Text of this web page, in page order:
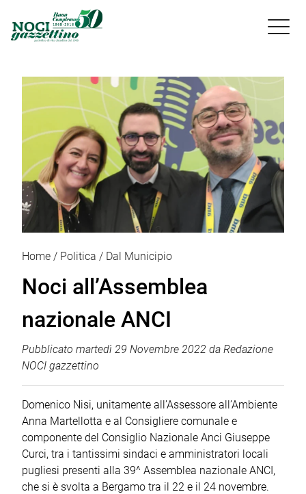

Home Politica Dal Municipio
Noci all’Assemblea
nazionale ANCI
Pubblicato martedì 29 Novembre 2022 da Redazione
NOCI gazzettino
Domenico Nisi, unitamente all’Assessore all’Ambiente
Anna Martellotta e al Consigliere comunale e
componente del Consiglio Nazionale Anci Giuseppe
Curci, tra i tantissimi sindaci e amministratori locali
pugliesi presenti alla 39^ Assemblea nazionale ANCI,
che si è svolta a Bergamo tra il 22 e il 24 novembre.